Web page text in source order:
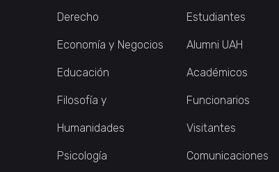
Derecho
Economía y Negocios
Educación
Filosofía y
Humanidades
Psicología
Estudiantes
Alumni UAH
Académicos
Funcionarios
Visitantes
Comunicaciones